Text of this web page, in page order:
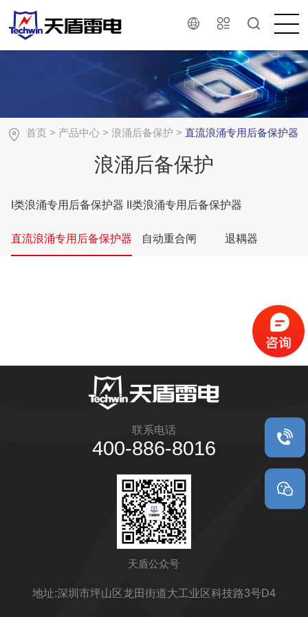
首页 > 产品中心> 浪涌后备保护 > 直流浪涌专用后备保护器
浪涌后备保护
I类浪涌专用后备保护器 II类浪涌专用后备保护器
直流浪涌专用后备保护器 自动重合闸 退耦器
联系电话
400-886-8016
天盾公众号
地址:深圳市坪山区龙田街道大工业区科技路3号D4